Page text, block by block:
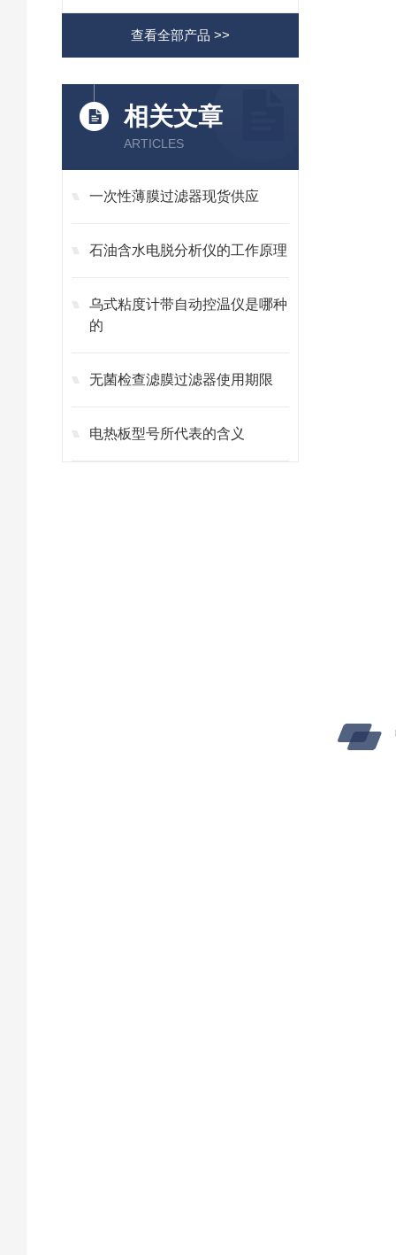
查看全部产品 >>
相关文章
ARTICLES
一次性薄膜过滤器现货供应
石油含水电脱分析仪的工作原理
乌式粘度计带自动控温仪是哪种
的
无菌检查滤膜过滤器使用期限
电热板型号所代表的含义